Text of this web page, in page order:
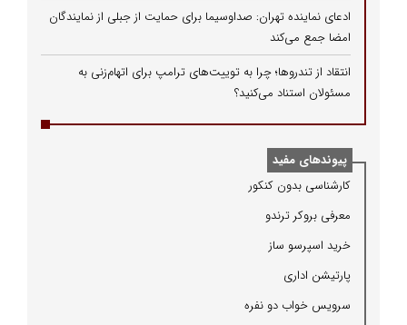
ادعای نماینده تهران: صداوسیما برای حمایت از جبلی از نمایندگان
امضا جمع می‌کند
انتقاد از تندروها؛ چرا به توییت‌های ترامپ برای اتهام‌زنی به
مسئولان استناد می‌کنید؟
پیوندهای مفید
كارشناسی بدون كنكور
معرفی بروكر ترندو
خرید اسپرسو ساز
پارتیشن اداری
سرویس خواب دو نفره